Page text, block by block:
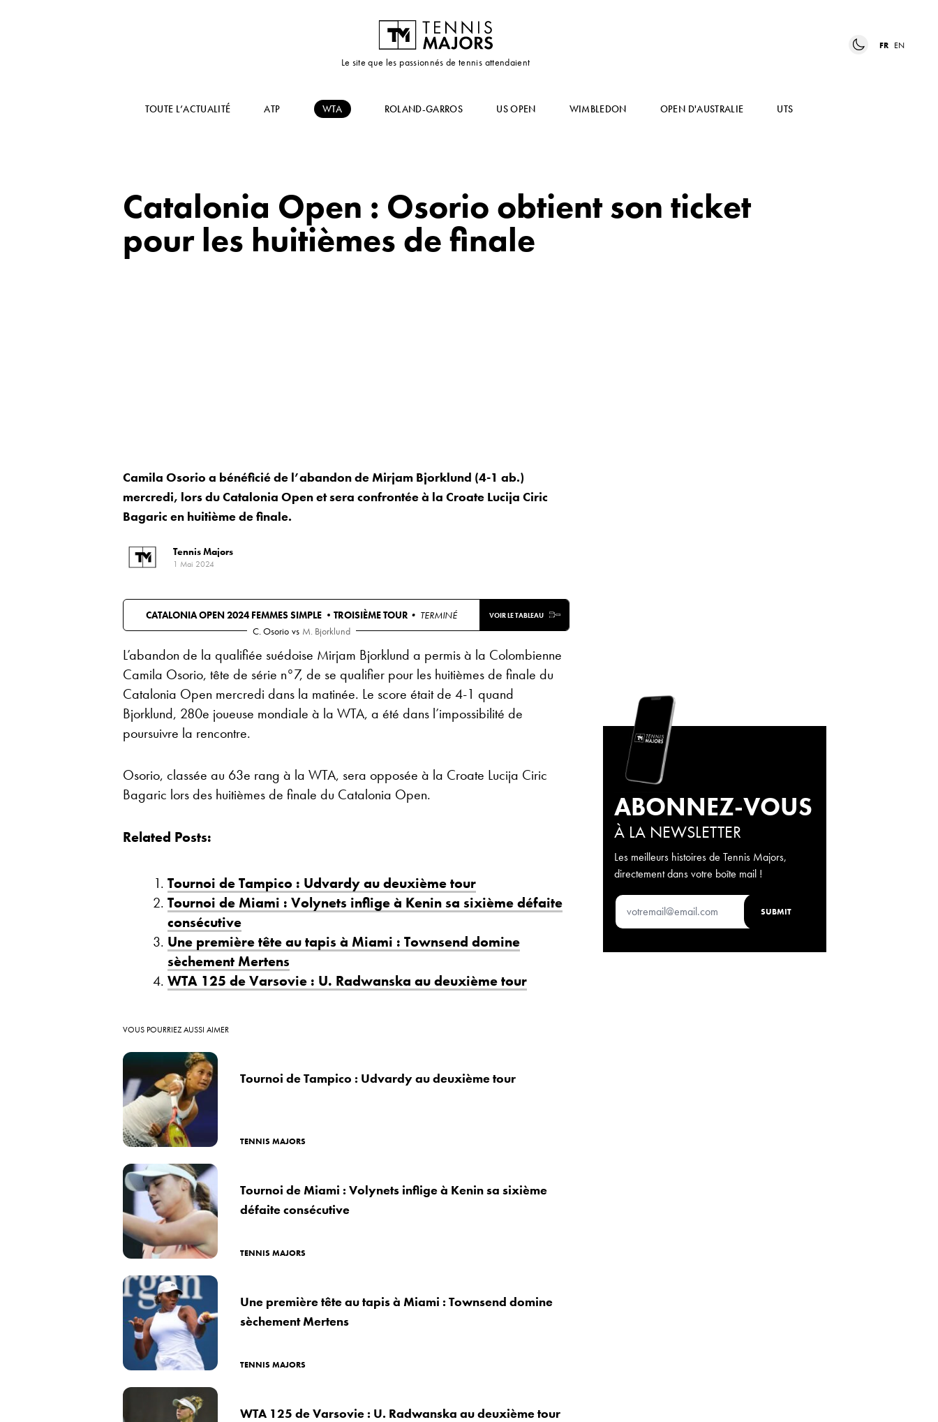
Le site que les passionnés de tennis attendaient
FR EN
TOUTE L’ACTUALITÉ ATP WTA ROLAND-GARROS US OPEN WIMBLEDON OPEN D'AUSTRALIE UTS
Catalonia Open : Osorio obtient son ticket
pour les huitièmes de finale
Camila Osorio a bénéficié de l’abandon de Mirjam Bjorklund (4-1 ab.)
mercredi, lors du Catalonia Open et sera confrontée à la Croate Lucija Ciric
Bagaric en huitième de finale.
Tennis Majors
1 Mai 2024
CATALONIA OPEN 2024 FEMMES SIMPLE •TROISIÈME TOUR • TERMINÉ VOIR LE TABLEAU
C. Osorio vs M. Bjorklund
L’abandon de la qualifiée suédoise Mirjam Bjorklund a permis à la Colombienne
Camila Osorio, tête de série n°7, de se qualifier pour les huitièmes de finale du
Catalonia Open mercredi dans la matinée. Le score était de 4-1 quand
Bjorklund, 280e joueuse mondiale à la WTA, a été dans l’impossibilité de
poursuivre la rencontre.
Osorio, classée au 63e rang à la WTA, sera opposée à la Croate Lucija Ciric
Bagaric lors des huitièmes de finale du Catalonia Open.
Related Posts:
Tournoi de Tampico : Udvardy au deuxième tour
Tournoi de Miami : Volynets inflige à Kenin sa sixième défaite
consécutive
Une première tête au tapis à Miami : Townsend domine
sèchement Mertens
WTA 125 de Varsovie : U. Radwanska au deuxième tour
VOUS POURRIEZ AUSSI AIMER
Tournoi de Tampico : Udvardy au deuxième tour
TENNIS MAJORS
Tournoi de Miami : Volynets inflige à Kenin sa sixième
défaite consécutive
TENNIS MAJORS
Une première tête au tapis à Miami : Townsend domine
sèchement Mertens
TENNIS MAJORS
WTA 125 de Varsovie : U. Radwanska au deuxième tour
ABONNEZ-VOUS
À LA NEWSLETTER
Les meilleurs histoires de Tennis Majors,
directement dans votre boîte mail !